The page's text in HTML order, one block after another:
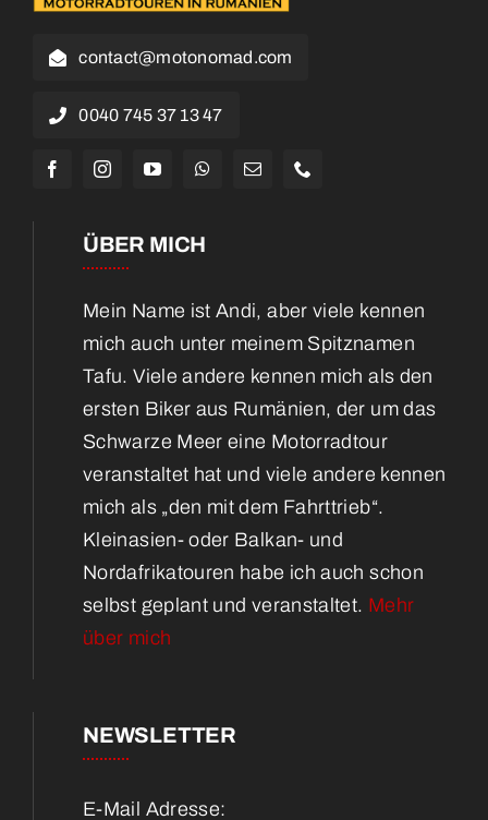
contact@motonomad.com
0040 745 37 13 47
ÜBER MICH
Mein Name ist Andi, aber viele kennen
mich auch unter meinem Spitznamen
Tafu. Viele andere kennen mich als den
ersten Biker aus Rumänien, der um das
Schwarze Meer eine Motorradtour
veranstaltet hat und viele andere kennen
mich als „den mit dem Fahrttrieb“.
Kleinasien- oder Balkan- und
Nordafrikatouren habe ich auch schon
selbst geplant und veranstaltet. Mehr
über mich
NEWSLETTER
E-Mail Adresse: